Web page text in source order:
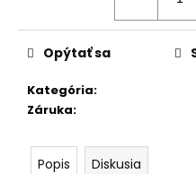
Kategória:
Záruka:
Opýtať sa
Popis Diskusia
O
p
o